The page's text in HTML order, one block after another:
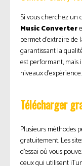
Si vous cherchez un
Music Converter
permet d’extraire
garantissant la
est performant, mais
niveaux d’expérience.
Télécharger
Plusieurs méthodes
gratuitement. Les
d’essai où vous
ceux qui utilisent